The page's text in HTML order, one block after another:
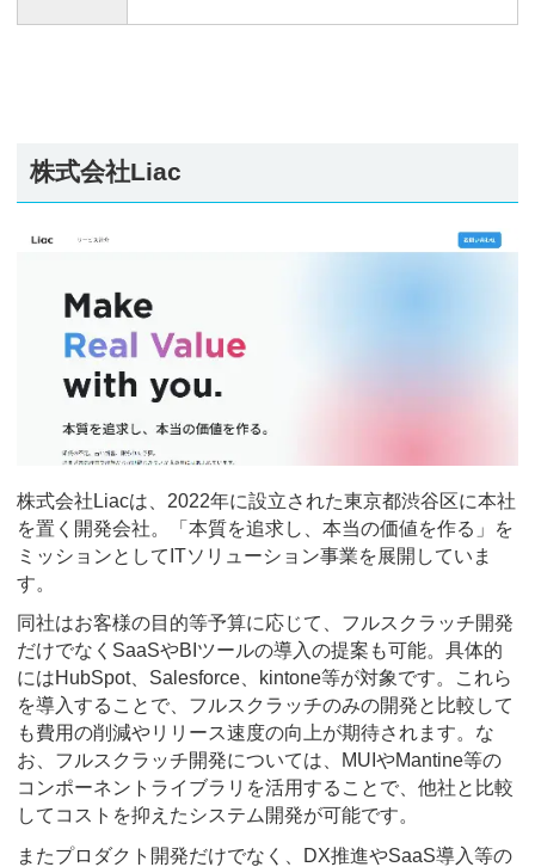
株式会社Liac
株式会社Liacは、2022年に設立された東京都渋谷区に本社
を置く開発会社。「本質を追求し、本当の価値を作る」を
ミッションとしてITソリューション事業を展開していま
す。
同社はお客様の目的等予算に応じて、フルスクラッチ開発
だけでなくSaaSやBIツールの導入の提案も可能。具体的
にはHubSpot、Salesforce、kintone等が対象です。これら
を導入することで、フルスクラッチのみの開発と比較して
も費用の削減やリリース速度の向上が期待されます。な
お、フルスクラッチ開発については、MUIやMantine等の
コンポーネントライブラリを活用することで、他社と比較
してコストを抑えたシステム開発が可能です。
またプロダクト開発だけでなく、DX推進やSaaS導入等の